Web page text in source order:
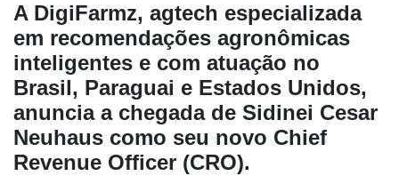
Cadastre-
se
A DigiFarmz, agtech especializada
em recomendações agronômicas
inteligentes e com atuação no
Brasil, Paraguai e Estados Unidos,
anuncia a chegada de Sidinei Cesar
Neuhaus como seu novo Chief
Revenue Officer (CRO).